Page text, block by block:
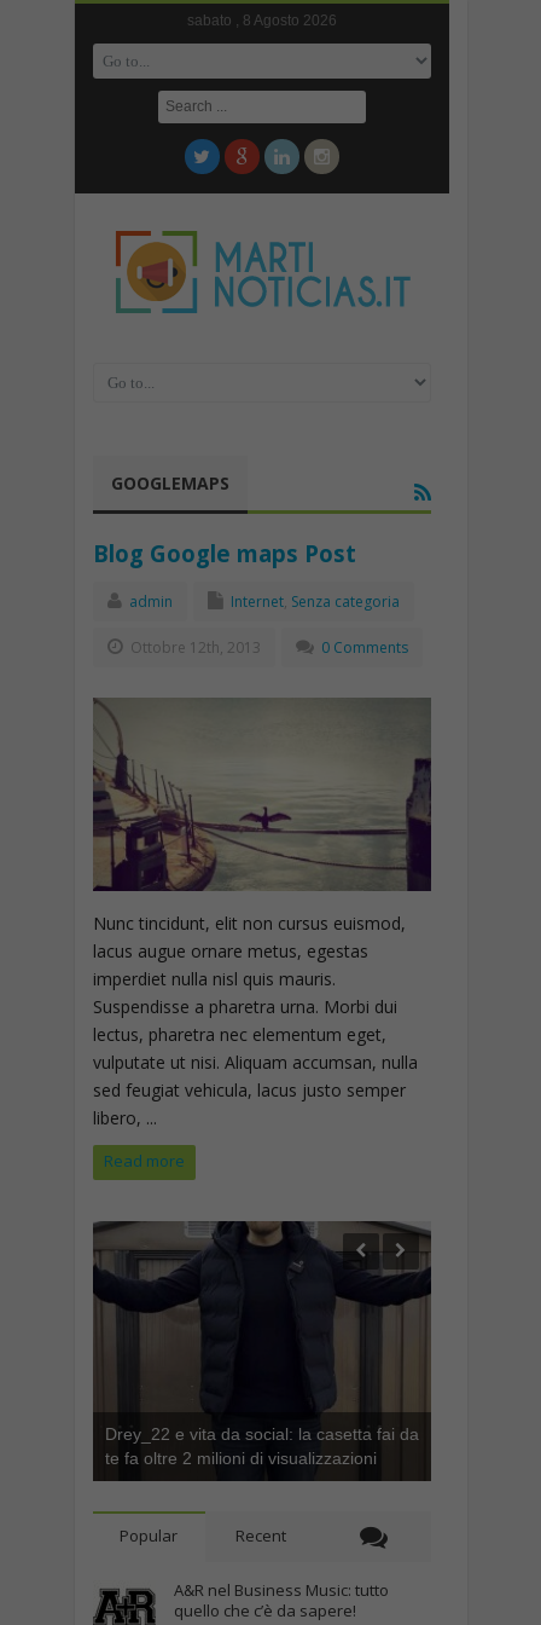
sabato , 8 Agosto 2026
GOOGLEMAPS
Blog Google maps Post
admin Internet, Senza categoria
Ottobre 12th, 2013 0 Comments
Nunc tincidunt, elit non cursus euismod,
lacus augue ornare metus, egestas
imperdiet nulla nisl quis mauris.
Suspendisse a pharetra urna. Morbi dui
lectus, pharetra nec elementum eget,
vulputate ut nisi. Aliquam accumsan, nulla
sed feugiat vehicula, lacus justo semper
libero, ...
Read more
Drey_22 e vita da social: la casetta fai da
te fa oltre 2 milioni di visualizzazioni
Popular Recent
A&R nel Business Music: tutto
quello che c’è da sapere!